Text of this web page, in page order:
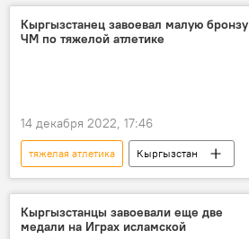
Кыргызстанец завоевал малую бронзу
ЧМ по тяжелой атлетике
14 декабря 2022, 17:46
тяжелая атлетика
Кыргызстан
Колумбия
чемпионат мира
Кыргызстанцы завоевали еще две
медали на Играх исламской